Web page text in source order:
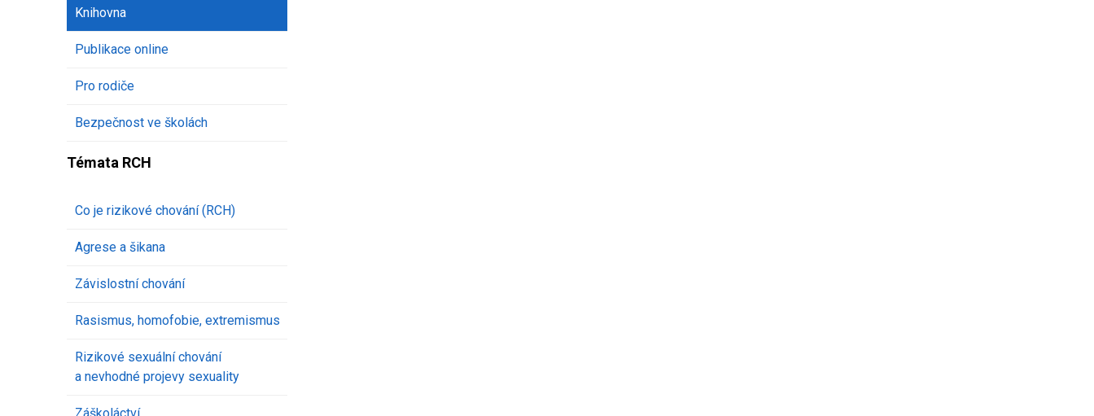
Knihovna
Publikace online
Pro rodiče
Bezpečnost ve školách
Témata RCH
Co je rizikové chování (RCH)
Agrese a šikana
Závislostní chování
Rasismus, homofobie, extremismus
Rizikové sexuální chování
a nevhodné projevy sexuality